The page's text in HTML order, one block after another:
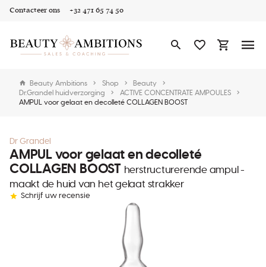
Contacteer ons +32 471 65 74 50
Beauty Ambitions Shop
Beauty
Dr.Grandel huidverzorging
ACTIVE CONCENTRATE AMPOULES
AMPUL voor gelaat en decolleté COLLAGEN BOOST
Dr Grandel
AMPUL voor gelaat en decolleté
COLLAGEN BOOST herstructurerende ampul -
maakt de huid van het gelaat strakker
Schrijf uw recensie